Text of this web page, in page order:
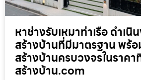
หาช่างรับเหมาท่าเรือ ดำเนิ
สร้างบ้านที่มีมาตรฐาน พร้
สร้างบ้านครบวงจรในราค
สร้างบ้าน.com